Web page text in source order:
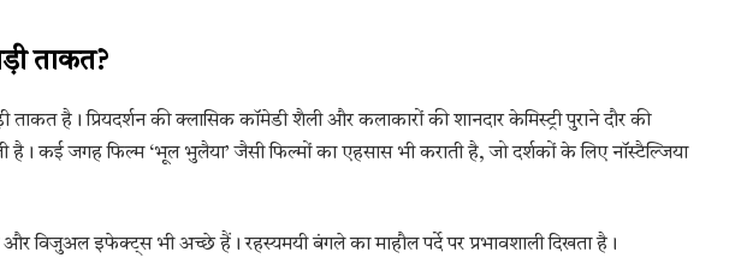
ताकत?
है। प्रियदर्शन की क्लासिक कॉमेडी शैली और कलाकारों की शानदार केमिस्ट्री पुराने दौर की
है। कई जगह फिल्म ‘भूल भुलैया’ जैसी फिल्मों का एहसास भी कराती है, जो दर्शकों के लिए नॉस्टैल्जिया
और विजुअल इफेक्ट्स भी अच्छे हैं। रहस्यमयी बंगले का माहौल पर्दे पर प्रभावशाली दिखता है।